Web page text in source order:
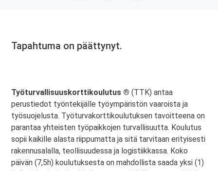
Tapahtuma on päättynyt.
Työturvallisuuskorttikoulutus ® (TTK) antaa
perustiedot työntekijälle työympäristön vaaroista ja
työsuojelusta. Työturvakorttikoulutuksen tavoitteena on
parantaa yhteisten työpaikkojen turvallisuutta. Koulutus
sopii kaikille alasta riippumatta ja sitä tarvitaan erityisesti
rakennusalalla, teollisuudessa ja logistiikkassa. Koko
päivän (7,5h) koulutuksesta on mahdollista saada yksi (1)